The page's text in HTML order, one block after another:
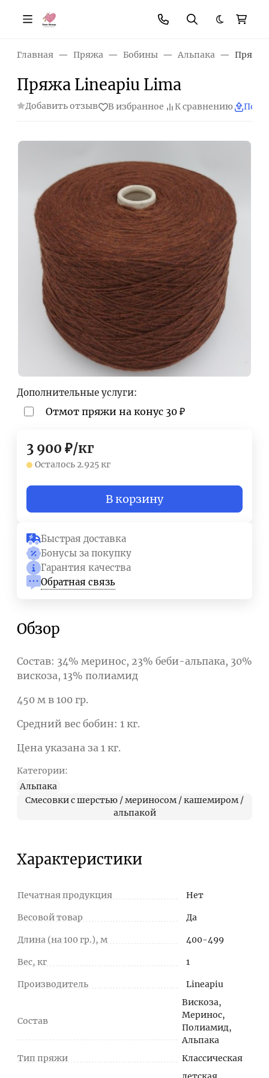
Темная
Главная Пряжа Бобины Альпака Пряжа
Пряжа Lineapiu Lima
Добавить отзыв В избранное К сравнению
Дополнительные услуги:
Отмот пряжи на конус 30 ₽
3 900 ₽/кг
Осталось 2.925 кг
В корзину
Быстрая доставка
Бонусы за покупку
Гарантия качества
Обратная связь
Обзор
Состав: 34% меринос, 23% беби-альпака, 30%
вискоза, 13% полиамид
450 м в 100 гр.
Средний вес бобин: 1 кг.
Цена указана за 1 кг.
Категории:
Альпака
Смесовки с шерстью / мериносом / кашемиром /
альпакой
Характеристики
Печатная продукция Нет
Весовой товар Да
Длина (на 100 гр.), м 400-499
Вес, кг 1
Производитель Lineapiu
Состав
Вискоза,
Меринос,
Полиамид,
Альпака
Тип пряжи
Классическая